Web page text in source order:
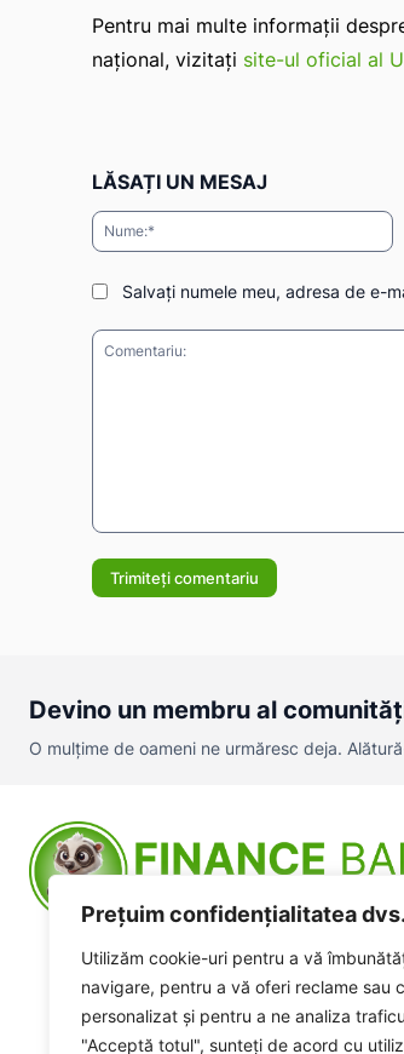
Prețuim confidențialitatea dvs.
Utilizăm cookie-uri pentru a vă
navigare, pentru a vă oferi reclame sau
personalizat și pentru a ne analiza
"Acceptă totul", sunteți de acord cu
Pentru mai multe informații
național, vizitați site-ul oficial al
LĂSAȚI UN MESAJ
Salvați numele meu, adresa de e-
Devino un membru al
O mulțime de oameni ne urmăresc deja.